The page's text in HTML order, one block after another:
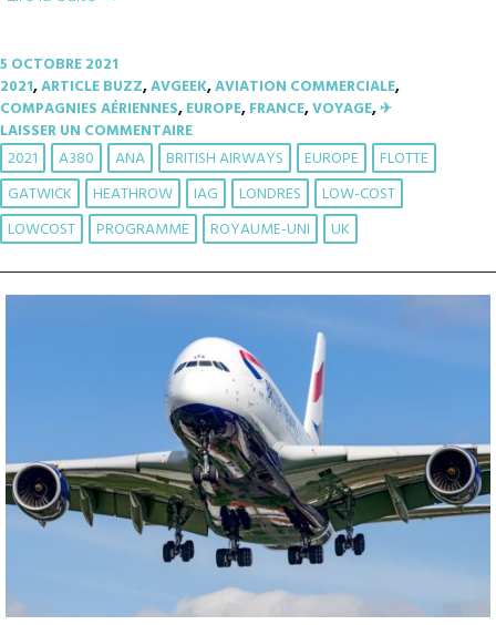
5 OCTOBRE 2021
2021,ARTICLE BUZZ,AVGEEK,AVIATION COMMERCIALE,
COMPAGNIES AÉRIENNES,EUROPE,FRANCE,VOYAGE,✈︎
LAISSER UN COMMENTAIRE
2021 A380 ANA BRITISH AIRWAYS EUROPE
FLOTTE
GATWICK
HEATHROW IAG LONDRES
LOW-COST
LOWCOST
PROGRAMME ROYAUME-UNI UK